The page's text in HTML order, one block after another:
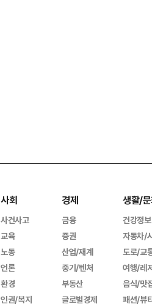
사회
사건사고
교육
노동
언론
환경
인권/복지
경제
금융
증권
산업/재계
중기/벤처
부동산
글로벌경제
생활/
건강정보
자동차/
도로/교
여행/레
음식/맛
패션/뷰